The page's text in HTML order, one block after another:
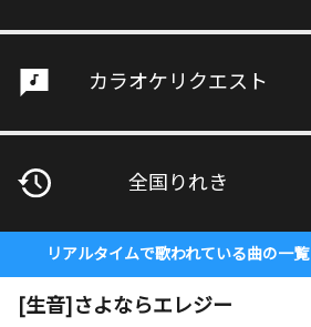
カラオケリクエスト
全国りれき
リアルタイムで歌われている曲の一覧
[生音]さよならエレジー